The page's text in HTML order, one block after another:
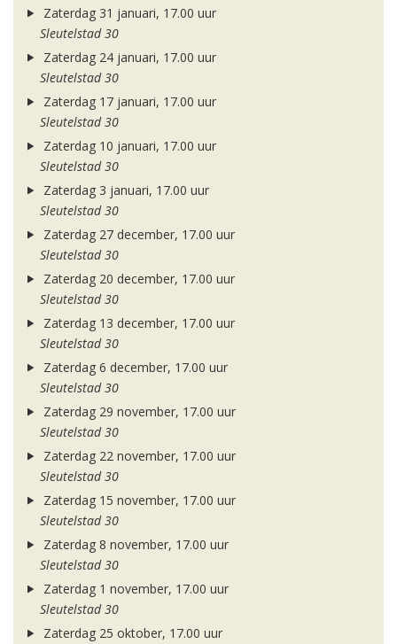
Zaterdag 31 januari, 17.00 uur
Sleutelstad 30
Zaterdag 24 januari, 17.00 uur
Sleutelstad 30
Zaterdag 17 januari, 17.00 uur
Sleutelstad 30
Zaterdag 10 januari, 17.00 uur
Sleutelstad 30
Zaterdag 3 januari, 17.00 uur
Sleutelstad 30
Zaterdag 27 december, 17.00 uur
Sleutelstad 30
Zaterdag 20 december, 17.00 uur
Sleutelstad 30
Zaterdag 13 december, 17.00 uur
Sleutelstad 30
Zaterdag 6 december, 17.00 uur
Sleutelstad 30
Zaterdag 29 november, 17.00 uur
Sleutelstad 30
Zaterdag 22 november, 17.00 uur
Sleutelstad 30
Zaterdag 15 november, 17.00 uur
Sleutelstad 30
Zaterdag 8 november, 17.00 uur
Sleutelstad 30
Zaterdag 1 november, 17.00 uur
Sleutelstad 30
Zaterdag 25 oktober, 17.00 uur